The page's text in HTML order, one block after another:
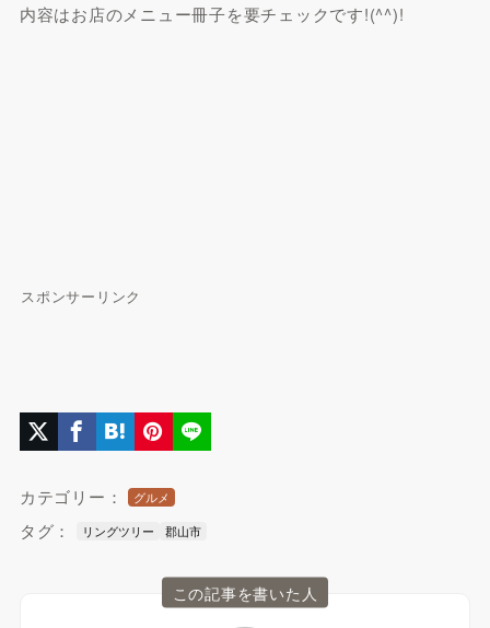
内容はお店のメニュー冊子を要チェックです!(^^)!
スポンサーリンク
カテゴリー： グルメ
タグ： リングツリー 郡山市
この記事を書いた人